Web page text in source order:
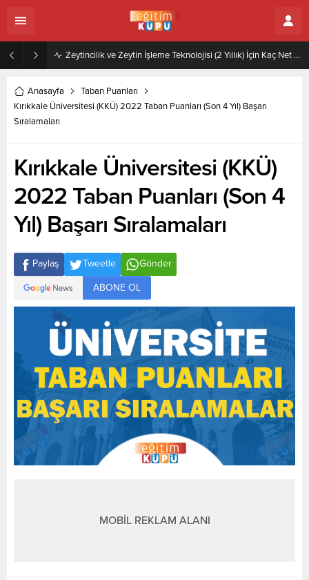
Zeytincilik ve Zeytin İşleme Teknolojisi (2 Yıllık) İçin Kaç Net Gerekir 2022
Anasayfa
Taban Puanları
Kırıkkale Üniversitesi (KKÜ) 2022 Taban Puanları (Son 4 Yıl) Başarı
Sıralamaları
Kırıkkale Üniversitesi (KKÜ)
2022 Taban Puanları (Son 4
Yıl) Başarı Sıralamaları
Paylaş Tweetle Gönder
ABONE OL
MOBİL REKLAM ALANI